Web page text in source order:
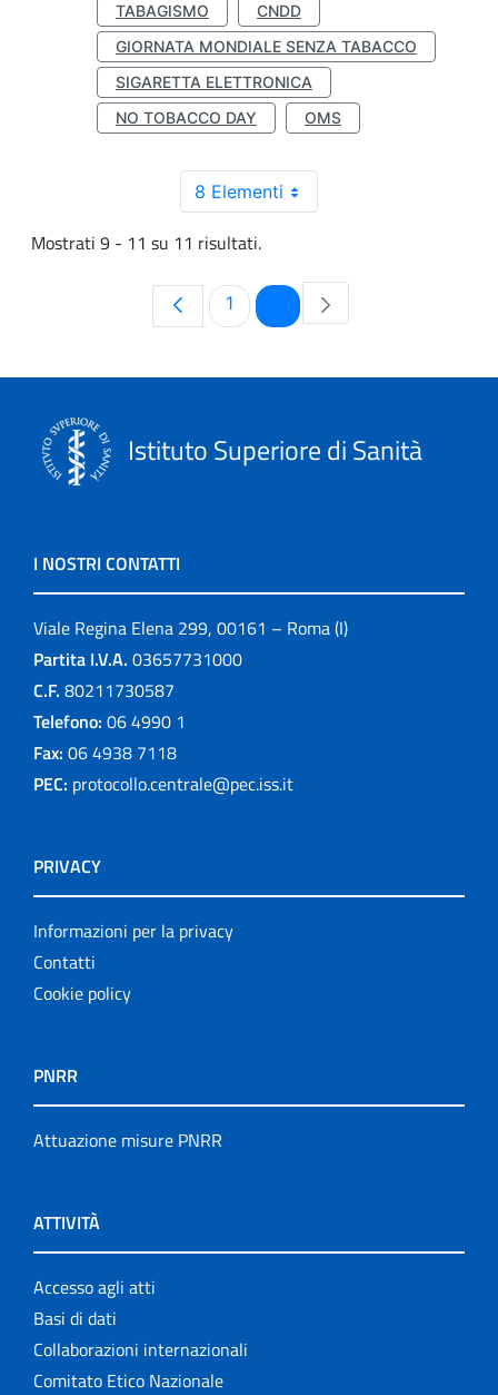
TABAGISMO
CNDD
GIORNATA MONDIALE SENZA TABACCO
SIGARETTA ELETTRONICA
NO TOBACCO DAY
OMS
8 Elementi
Mostrati 9 - 11 su 11 risultati.
Pagina
1 Pagina
Istituto Superiore di Sanità
I NOSTRI CONTATTI
Viale Regina Elena 299, 00161 – Roma (I)
Partita I.V.A. 03657731000
C.F. 80211730587
Telefono: 06 4990 1
Fax: 06 4938 7118
PEC: protocollo.centrale@pec.iss.it
PRIVACY
Informazioni per la privacy
Contatti
Cookie policy
PNRR
Attuazione misure PNRR
ATTIVITÀ
Accesso agli atti
Basi di dati
Collaborazioni internazionali
Comitato Etico Nazionale